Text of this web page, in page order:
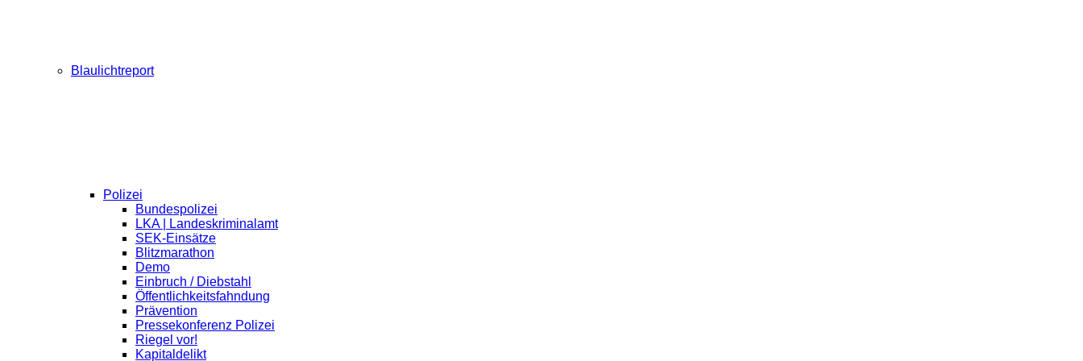
Blaulichtreport
Polizei
Bundespolizei
LKA | Landeskriminalamt
SEK-Einsätze
Blitzmarathon
Demo
Einbruch / Diebstahl
Öffentlichkeitsfahndung
Prävention
Pressekonferenz Polizei
Riegel vor!
Kapitaldelikt